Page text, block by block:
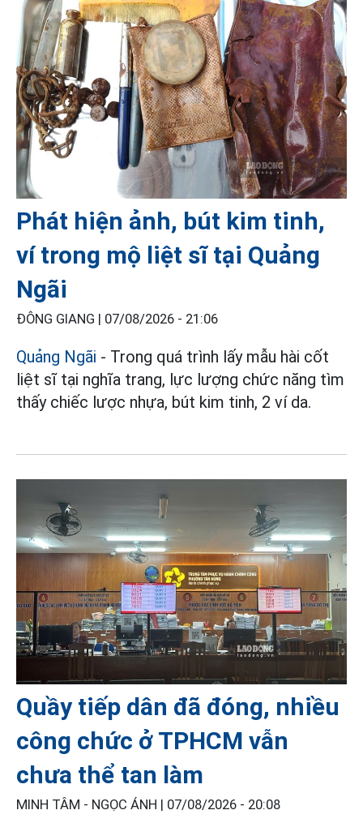
Phát hiện ảnh, bút kim tinh,
ví trong mộ liệt sĩ tại Quảng
Ngãi
ĐÔNG GIANG | 07/08/2026 - 21:06
Quảng Ngãi - Trong quá trình lấy mẫu hài cốt
liệt sĩ tại nghĩa trang, lực lượng chức năng tìm
thấy chiếc lược nhựa, bút kim tinh, 2 ví da.
Quầy tiếp dân đã đóng, nhiều
công chức ở TPHCM vẫn
chưa thể tan làm
MINH TÂM - NGỌC ÁNH | 07/08/2026 - 20:08